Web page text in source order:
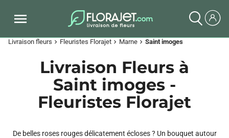
Livraison fleurs chevron_right Fleuristes Florajet chevron_right Marne chevron_right Saint imoges
Livraison Fleurs à
Saint imoges -
Fleuristes Florajet
De belles roses rouges délicatement écloses ? Un bouquet autour